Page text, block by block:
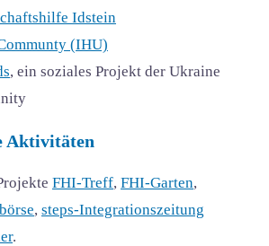
Idstein
(IHU)
, ein soziales Projekt der Ukraine
Aktivitäten
FHI-Treff, FHI-Garten,
, steps-Integrationszeitung
.